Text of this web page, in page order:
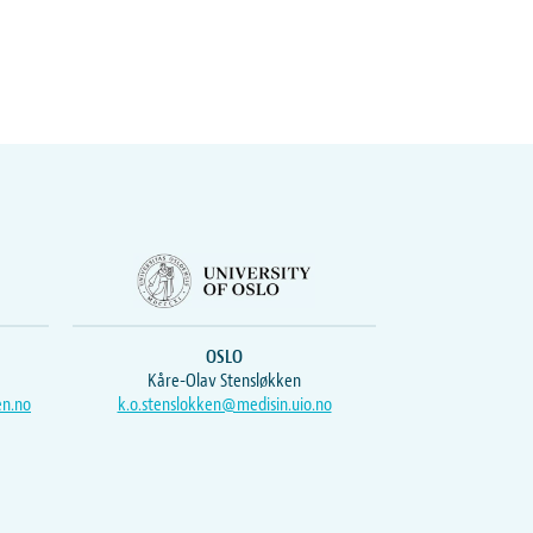
OSLO
Kåre-Olav Stensløkken
k.o.stenslokken@medisin.uio.no